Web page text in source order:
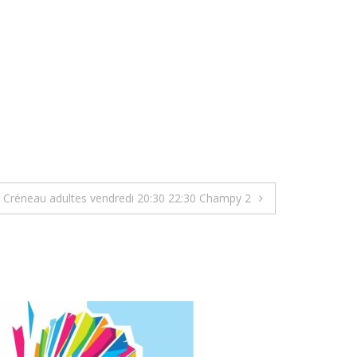
Créneau adultes vendredi 20:30 22:30 Champy 2